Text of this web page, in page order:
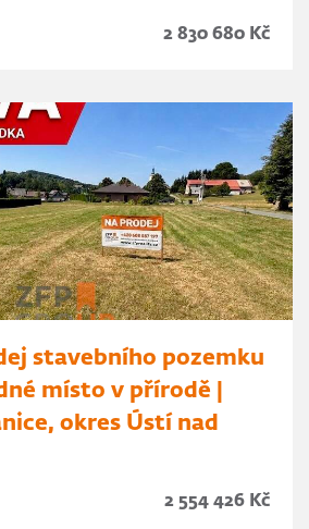
2 830 680 Kč
stavebního pozemku
místo v přírodě |
okres Ústí nad
2 554 426 Kč